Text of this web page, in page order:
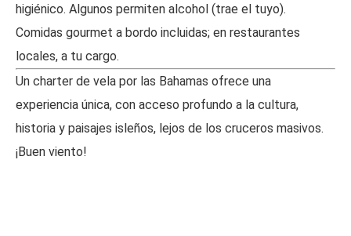
higiénico. Algunos permiten alcohol (trae el tuyo).
Comidas gourmet a bordo incluidas; en restaurantes
locales, a tu cargo.
Un charter de vela por las Bahamas ofrece una
experiencia única, con acceso profundo a la cultura,
historia y paisajes isleños, lejos de los cruceros masivos.
¡Buen viento!